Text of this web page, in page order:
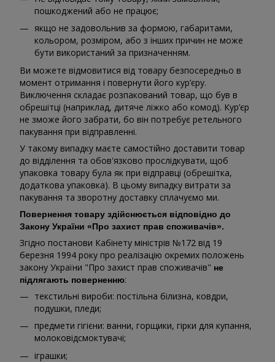
пошкоджений або не працює;
якщо не задовольнив за формою, габаритами,
кольором, розміром, або з інших причин не може
бути використаний за призначенням.
Ви можете відмовитися від товару безпосередньо в
момент отримання і повернути його кур’єру.
Виключення складає розпакований товар, що був в
обрешітці (наприклад, дитяче ліжко або комод). Кур’єр
не зможе його забрати, бо він потребує ретельного
пакування при відправленні.
У такому випадку маєте самостійно доставити товар
до відділення та обов'язково прослідкувати, щоб
упаковка товару була як при відправці (обрешітка,
додаткова упаковка). В цьому випадку витрати за
пакування та зворотну доставку сплачуємо ми.
Повернення товару здійснюється відповідно до
Закону України «Про захист прав споживачів».
Згідно постанови Кабінету міністрів №172 від 19
березня 1994 року про реалізацію окремих положень
закону України "Про захист прав споживачів" не
підлягають поверненню:
текстильні вироби: постільна білизна, ковдри,
подушки, пледи;
предмети гігієни: ванни, горщики, гірки для купання,
молоковідсмоктувачі;
іграшки;